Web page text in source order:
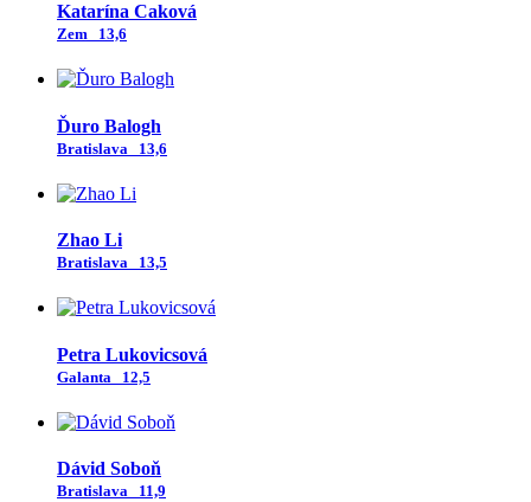
Katarína Caková
Zem 13,6
Ďuro Balogh
Bratislava 13,6
Zhao Li
Bratislava 13,5
Petra Lukovicsová
Galanta 12,5
Dávid Soboň
Bratislava 11,9